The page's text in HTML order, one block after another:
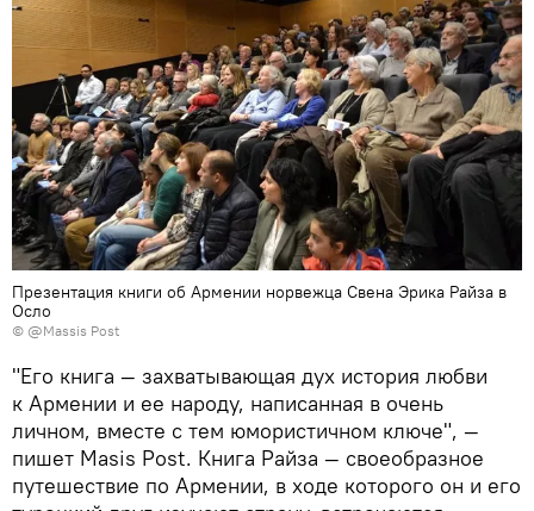
Презентация книги об Армении норвежца Свена Эрика Райза в
Осло
© @Massis Post
"Его книга — захватывающая дух история любви
к Армении и ее народу, написанная в очень
личном, вместе с тем юмористичном ключе", —
пишет Masis Post. Книга Райза — своеобразное
путешествие по Армении, в ходе которого он и его